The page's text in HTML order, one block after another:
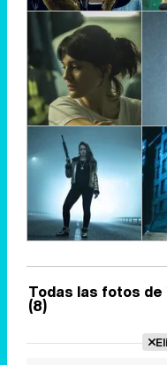
Todas las fotos
(8)